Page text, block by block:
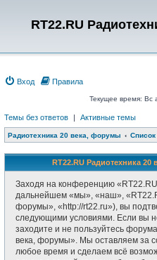
RT22.RU
Вход Правила
Текущее время: Вс
Темы без ответов | Активные темы
Радиотехника 20 века, форумы
RT22.RU Радиотехника
Заходя на конференцию
дальнейшем «мы», «наш»,
форумы», «http://rt22.ru»), вы
следующими условиями. Если вы
заходите и не пользуйтесь
века, форумы». Мы оставляем за
любое время и сделаем всё